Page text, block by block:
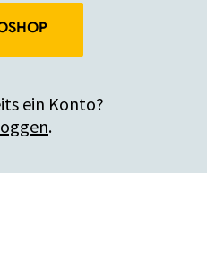
ein Konto?
.